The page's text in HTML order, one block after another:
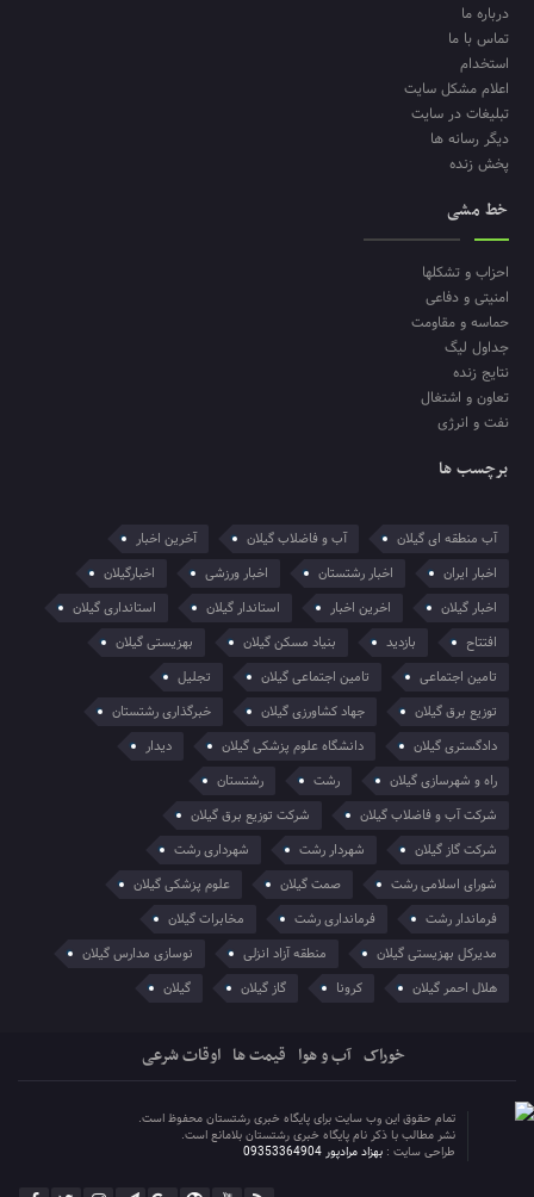
درباره ما
تماس با ما
استخدام
اعلام مشکل سایت
تبلیغات در سایت
دیگر رسانه ها
پخش زنده
خط مشی
احزاب و تشکلها
امنیتی و دفاعی
حماسه و مقاومت
جداول لیگ
نتایج زنده
تعاون و اشتغال
نفت و انرژی
برچسب ها
آب منطقه ای گیلان آب و فاضلاب گیلان
آخرین اخبار
اخبار ایران
اخبار رشتستان اخبار ورزشی
اخبارگیلان
اخبار گیلان
اخرین اخبار استاندار گیلان
استانداری گیلان
افتتاح
بازدید بنیاد مسکن گیلان
بهزیستی گیلان
تامین اجتماعی
تامین اجتماعی گیلان
تجلیل
توزیع برق گیلان
جهاد کشاورزی گیلان
خبرگذاری رشتستان
دادگستری گیلان
دانشگاه علوم پزشکی گیلان
دیدار
راه و شهرسازی گیلان
رشت
رشتستان
شرکت آب و فاضلاب گیلان
شرکت توزیع برق گیلان
شرکت گاز گیلان
شهردار رشت
شهرداری رشت
شورای اسلامی رشت
صمت گیلان
علوم پزشکی گیلان
فرماندار رشت
فرمانداری رشت
مخابرات گیلان
مدیرکل بهزیستی گیلان
منطقه آزاد انزلی
نوسازی مدارس گیلان
هلال احمر گیلان
کرونا گاز گیلان گیلان
خوراک آب و هوا قیمت ها اوقات شرعی
تمام حقوق این وب سایت برای پایگاه خبری رشتستان محفوظ است.
نشر مطالب با ذکر نام پایگاه خبری رشتستان بلامانع است.
طراحی سایت : بهزاد مرادپور 09353364904